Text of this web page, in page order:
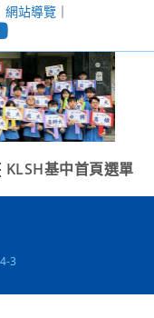
網站導覽｜
KLSH基中首頁選單
3